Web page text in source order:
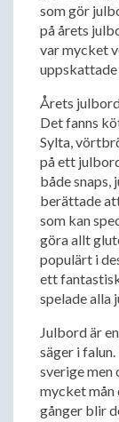
som gör
på årets
var mycket
Årets
Det fanns
Sylta,
på ett
både snaps,
berättade
som kan
göra allt
populärt i
ett
spelade alla
Julbord är
säger i
sverige men
mycket mån
gånger blir